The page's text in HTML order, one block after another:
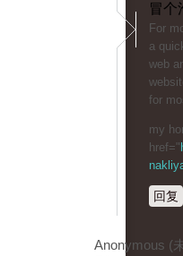
冒个
For
a
web
for
my
href="
回复
Anonymous (